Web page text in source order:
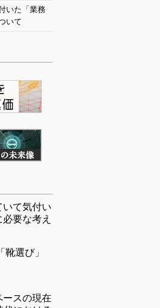
いた「業務
いて
いて気付い
要な考え
選び」
ースの現在